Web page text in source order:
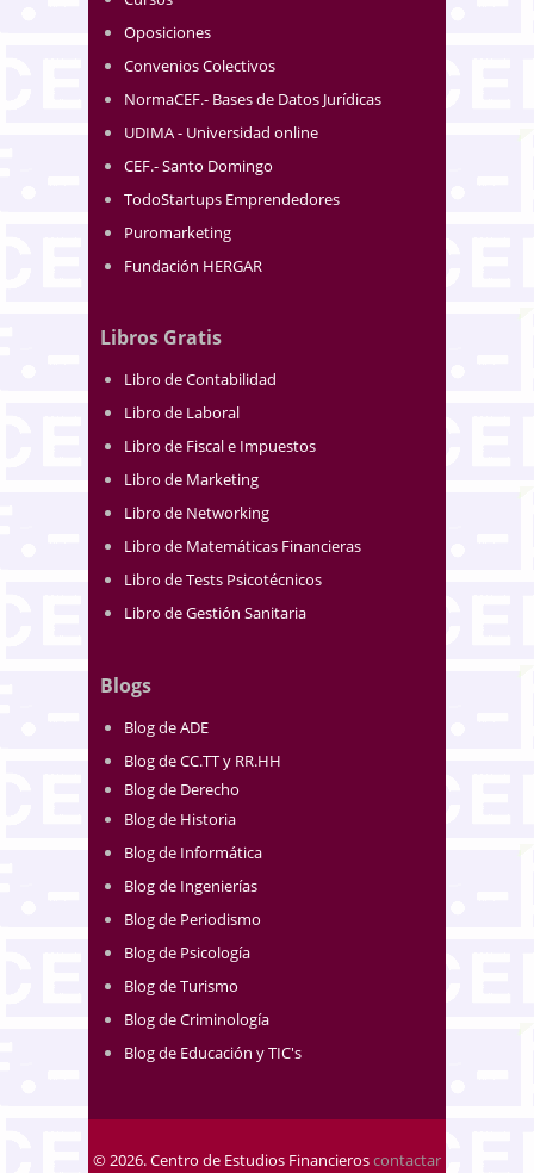
Oposiciones
Convenios Colectivos
NormaCEF.- Bases de Datos Jurídicas
UDIMA - Universidad online
CEF.- Santo Domingo
TodoStartups Emprendedores
Puromarketing
Fundación HERGAR
Libros Gratis
Libro de Contabilidad
Libro de Laboral
Libro de Fiscal e Impuestos
Libro de Marketing
Libro de Networking
Libro de Matemáticas Financieras
Libro de Tests Psicotécnicos
Libro de Gestión Sanitaria
Blogs
Blog de ADE
Blog de CC.TT y RR.HH
Blog de Derecho
Blog de Historia
Blog de Informática
Blog de Ingenierías
Blog de Periodismo
Blog de Psicología
Blog de Turismo
Blog de Criminología
Blog de Educación y TIC's
© 2026. Centro de Estudios Financieroscontactar